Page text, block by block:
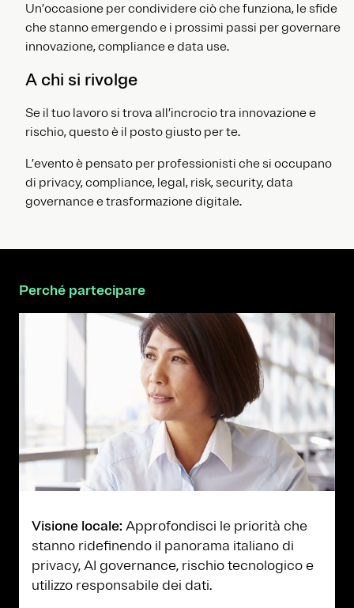
Un’occasione per condividere ciò che funziona, le sfide
che stanno emergendo e i prossimi passi per governare
innovazione, compliance e data use.
A chi si rivolge
Se il tuo lavoro si trova all’incrocio tra innovazione e
rischio, questo è il posto giusto per te.
L’evento è pensato per professionisti che si occupano
di privacy, compliance, legal, risk, security, data
governance e trasformazione digitale.
Perché partecipare
Visione locale: Approfondisci le priorità che
stanno ridefinendo il panorama italiano di
privacy, AI governance, rischio tecnologico e
utilizzo responsabile dei dati.